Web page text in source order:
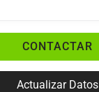
CONTACTAR
Actualizar Datos